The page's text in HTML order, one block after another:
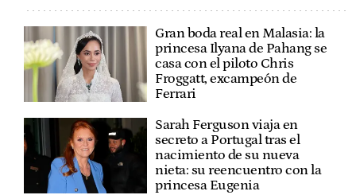
Gran boda real en Malasia: la
princesa Ilyana de Pahang se
casa con el piloto Chris
Froggatt, excampeón de
Ferrari
Sarah Ferguson viaja en
secreto a Portugal tras el
nacimiento de su nueva
nieta: su reencuentro con la
princesa Eugenia